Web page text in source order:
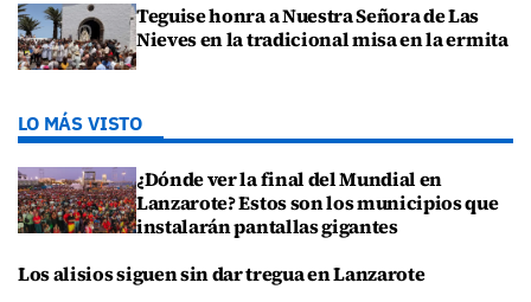
Teguise honra a Nuestra Señora de Las
Nieves en la tradicional misa en la ermita
LO MÁS VISTO
¿Dónde ver la final del Mundial en
Lanzarote? Estos son los municipios que
instalarán pantallas gigantes
Los alisios siguen sin dar tregua en Lanzarote